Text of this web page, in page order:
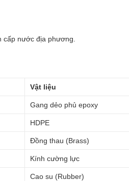
nước địa phương.
Vật liệu
Gang dẻo phủ epoxy
HDPE
Đồng thau (Brass)
Kính cường lực
Cao su (Rubber)